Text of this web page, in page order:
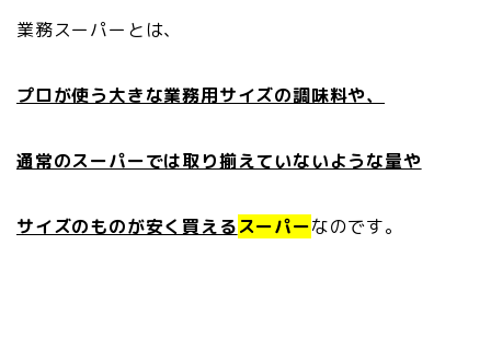
業務スーパーとは、
プロが使う大きな業務用サイズの調味料や、
通常のスーパーでは取り揃えていないような量や
サイズのものが安く買えるスーパーなのです。